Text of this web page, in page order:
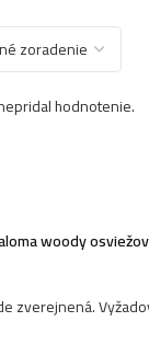
hodnotenie.
woody
zverejnená.